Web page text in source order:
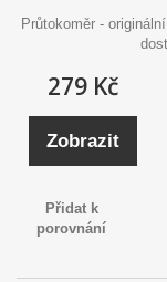
Průtokoměr -
279 Kč
Zobrazit
Přidat k
porovnání